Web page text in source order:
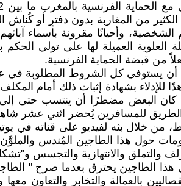
الكثير من المغاربة بدون دفتر أو
الشخصية، وأحيانًا مقرونة بأسماء
العلوية العميلة لها على تولي
من قبضة الحماية الفرنسية.
أن يستوفي كل الشروط المطلوبة في
للإدلاء بشهادة إثبات ذلك أمام
كان البعض مضطرًا أن ينتسب حتى
الطريق للمسافرين يُحضر اثني عشر
من خلال بثه لفيديو على قناته في
حول هذا الطاجين المُندس
والتملق والانتهازية والتجسس
الطاجين يحترق بعدما صرح "
بالعمالة والتخابر والتعاون